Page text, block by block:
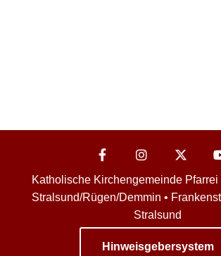
Katholische Kirchengemeinde Pfarrei
Stralsund/Rügen/Demmin •
Stralsund
Hinweisgebersystem